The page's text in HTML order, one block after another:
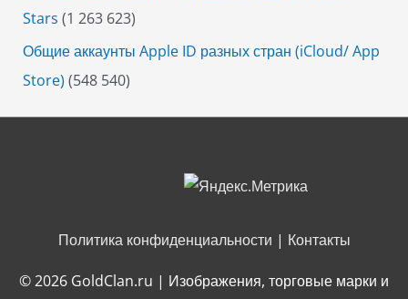
Stars (1 263 623)
Общие аккаунты Apple ID разных стран (iCloud/ App
Store) (548 540)
Политика конфиденциальности | Контакты
© 2026 GoldClan.ru | Изображения, торговые марки и